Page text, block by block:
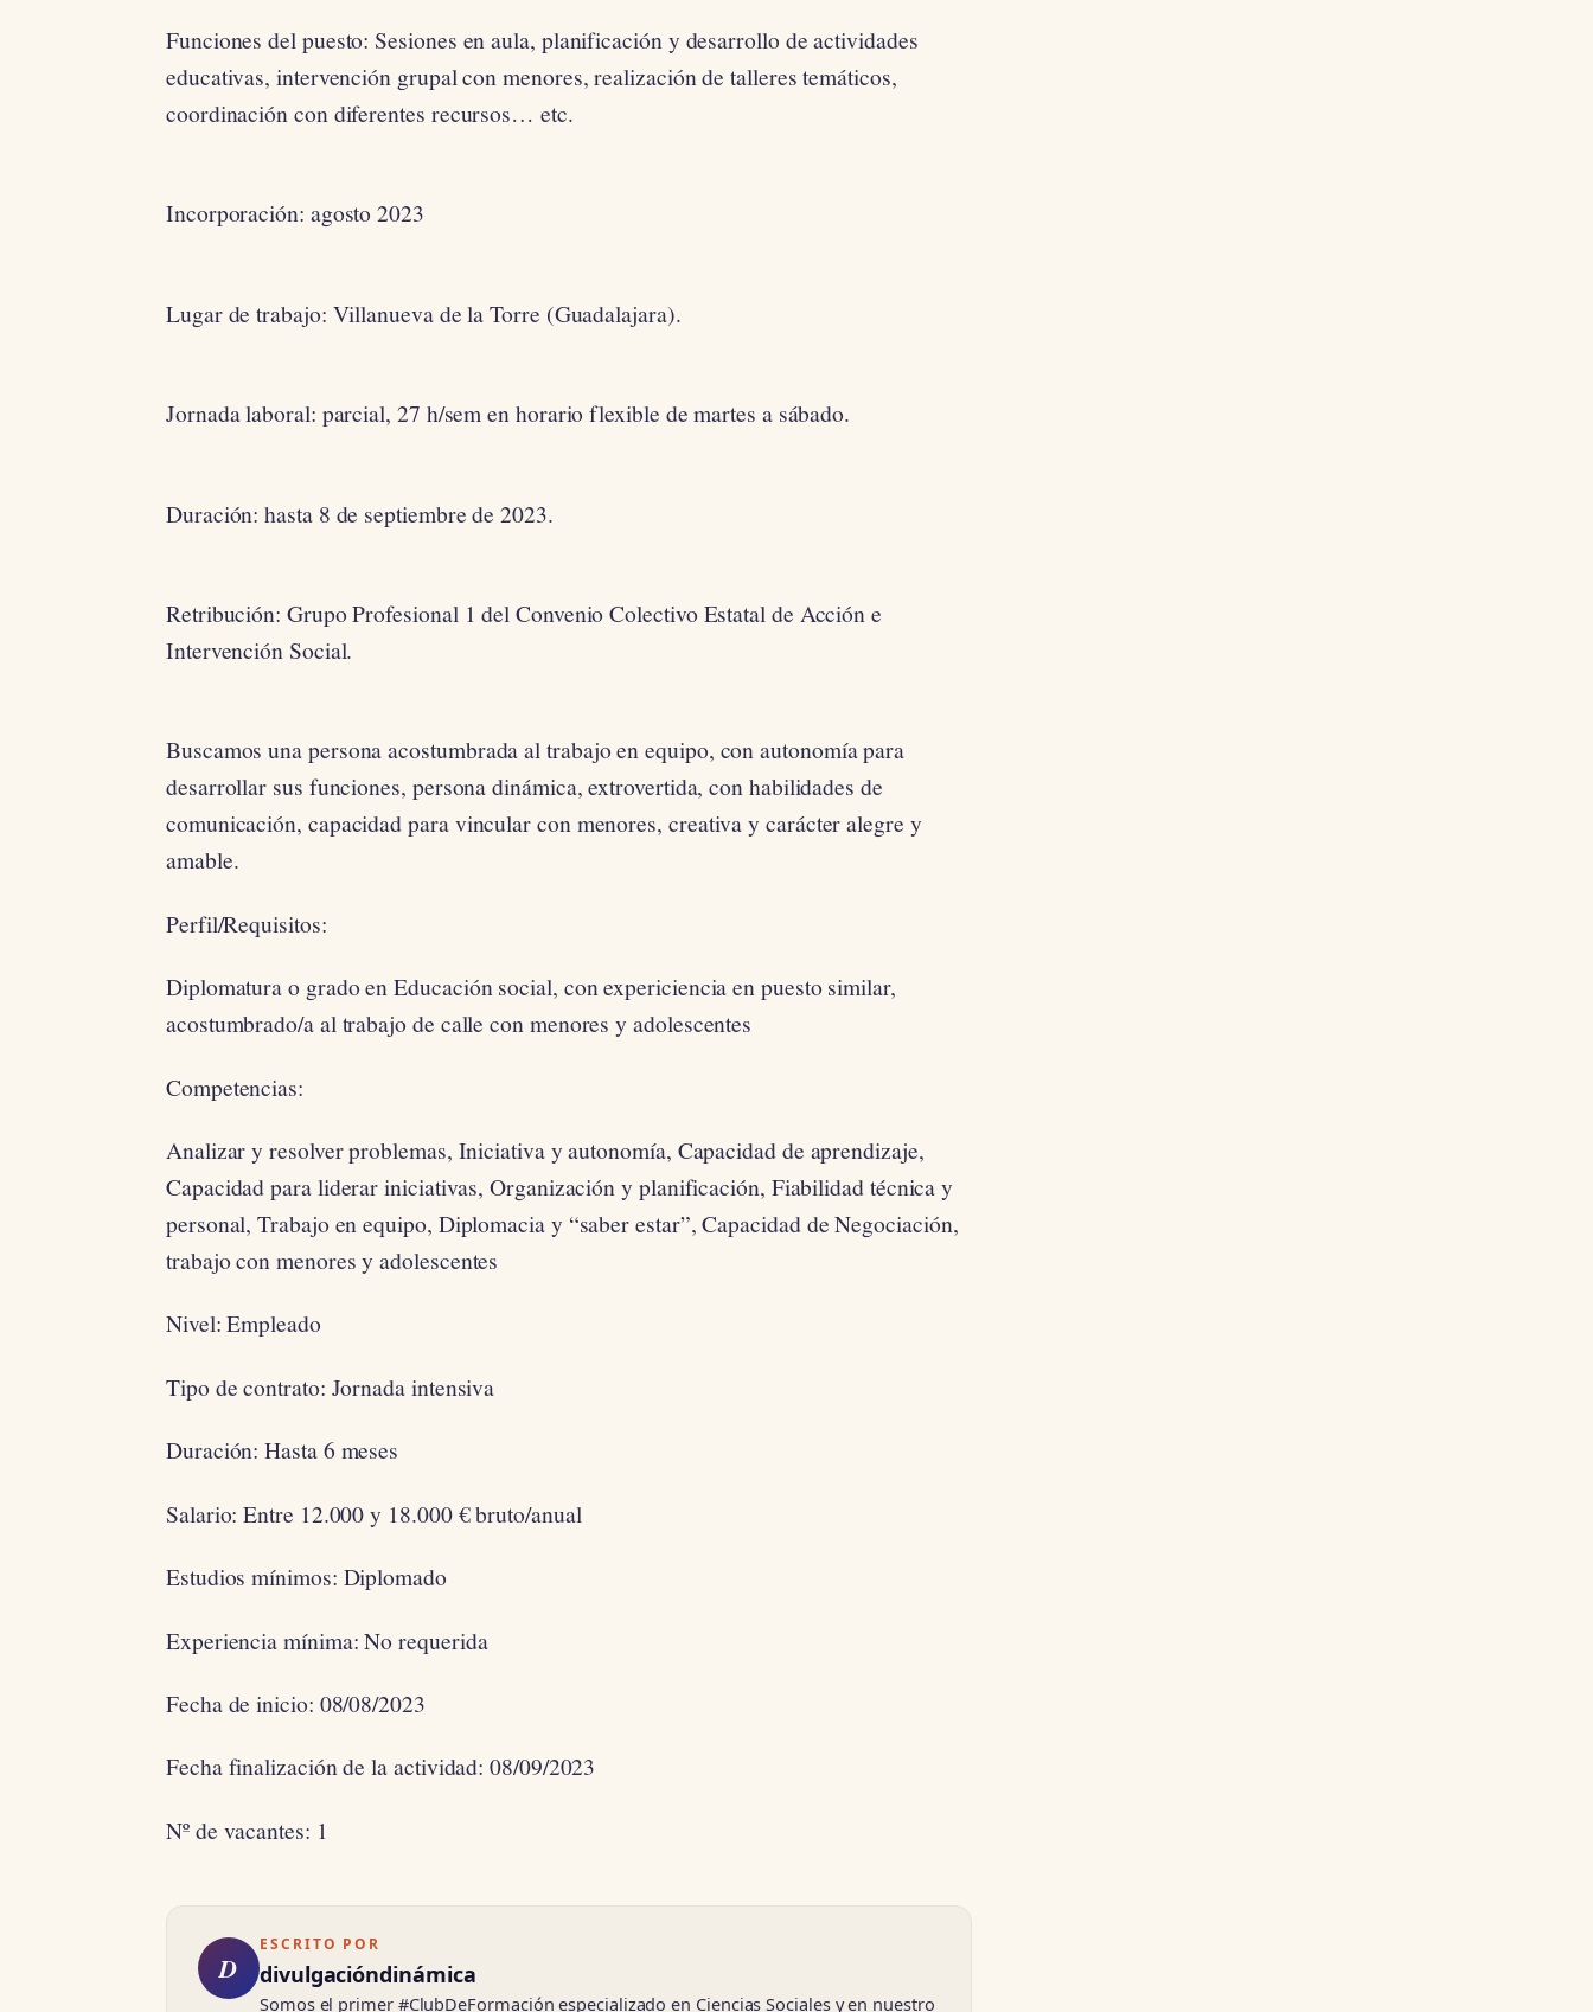
Funciones del puesto: Sesiones en aula, planificación y desarrollo de actividades
educativas, intervención grupal con menores, realización de talleres temáticos,
coordinación con diferentes recursos… etc.
Incorporación: agosto 2023
Lugar de trabajo: Villanueva de la Torre (Guadalajara).
Jornada laboral: parcial, 27 h/sem en horario flexible de martes a sábado.
Duración: hasta 8 de septiembre de 2023.
Retribución: Grupo Profesional 1 del Convenio Colectivo Estatal de Acción e
Intervención Social.
Buscamos una persona acostumbrada al trabajo en equipo, con autonomía para
desarrollar sus funciones, persona dinámica, extrovertida, con habilidades de
comunicación, capacidad para vincular con menores, creativa y carácter alegre y
amable.
Perfil/Requisitos:
Diplomatura o grado en Educación social, con expericiencia en puesto similar,
acostumbrado/a al trabajo de calle con menores y adolescentes
Competencias:
Analizar y resolver problemas, Iniciativa y autonomía, Capacidad de aprendizaje,
Capacidad para liderar iniciativas, Organización y planificación, Fiabilidad técnica y
personal, Trabajo en equipo, Diplomacia y “saber estar”, Capacidad de Negociación,
trabajo con menores y adolescentes
Nivel: Empleado
Tipo de contrato: Jornada intensiva
Duración: Hasta 6 meses
Salario: Entre 12.000 y 18.000 € bruto/anual
Estudios mínimos: Diplomado
Experiencia mínima: No requerida
Fecha de inicio: 08/08/2023
Fecha finalización de la actividad: 08/09/2023
Nº de vacantes: 1
D
ESCRITO POR
divulgacióndinámica
Somos el primer #ClubDeFormación especializado en Ciencias Sociales y en nuestro